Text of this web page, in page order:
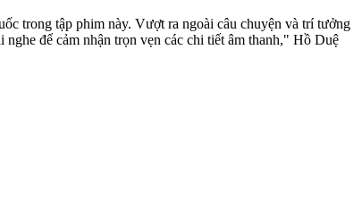
trong tập phim này. Vượt ra ngoài câu chuyện và trí tưởng
để cảm nhận trọn vẹn các chi tiết âm thanh," Hồ Duệ